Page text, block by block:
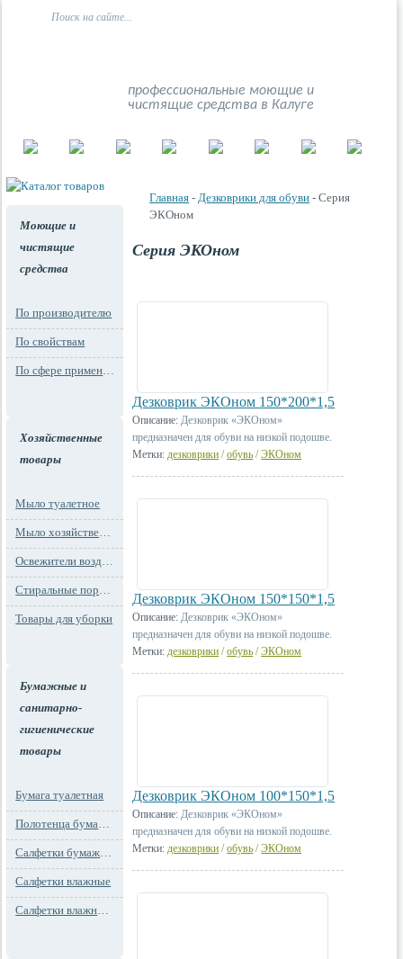
профессиональные моющие и
чистящие средства в Калуге
Моющие и
чистящие
средства
По производителю
По свойствам
По сфере применения
Хозяйственные
товары
Мыло туалетное
Мыло хозяйственное
Освежители воздуха
Стиральные порошки
Товары для уборки
Бумажные и
санитарно-
гигиенические
товары
Бумага туалетная
Полотенца бумажные
Салфетки бумажные
Салфетки влажные
Салфетки влажные технического назначения
Главная -Дезковрики для обуви -Серия
ЭКОном
Серия ЭКОном
Дезковрик ЭКОном 150*200*1,5
Описание: Дезковрик «ЭКОном»
предназначен для обуви на низкой подошве.
Метки: дезковрики /обувь /ЭКОном
Дезковрик ЭКОном 150*150*1,5
Описание: Дезковрик «ЭКОном»
предназначен для обуви на низкой подошве.
Метки: дезковрики /обувь /ЭКОном
Дезковрик ЭКОном 100*150*1,5
Описание: Дезковрик «ЭКОном»
предназначен для обуви на низкой подошве.
Метки: дезковрики /обувь /ЭКОном